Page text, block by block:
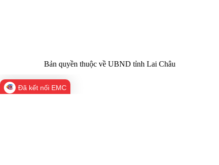
Bản quyền thuộc về UBND tỉnh Lai Châu
Đã kết nối EMC